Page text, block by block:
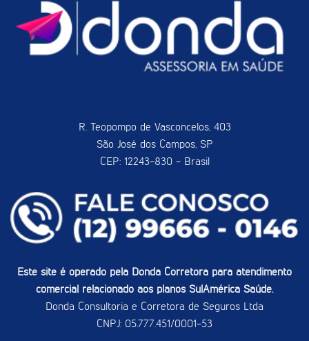
R. Teopompo de Vasconcelos, 403
São José dos Campos, SP
CEP: 12243-830 - Brasil
Este site é operado pela Donda Corretora para atendimento
comercial relacionado aos planos SulAmérica Saúde.
Donda Consultoria e Corretora de Seguros Ltda
CNPJ: 05.777.451/0001-53